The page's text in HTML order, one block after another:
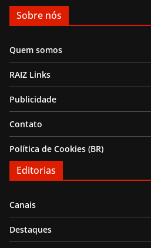
Sobre nós
Quem somos
RAIZ Links
Publicidade
Contato
Política de Cookies (BR)
Editorias
Canais
Destaques